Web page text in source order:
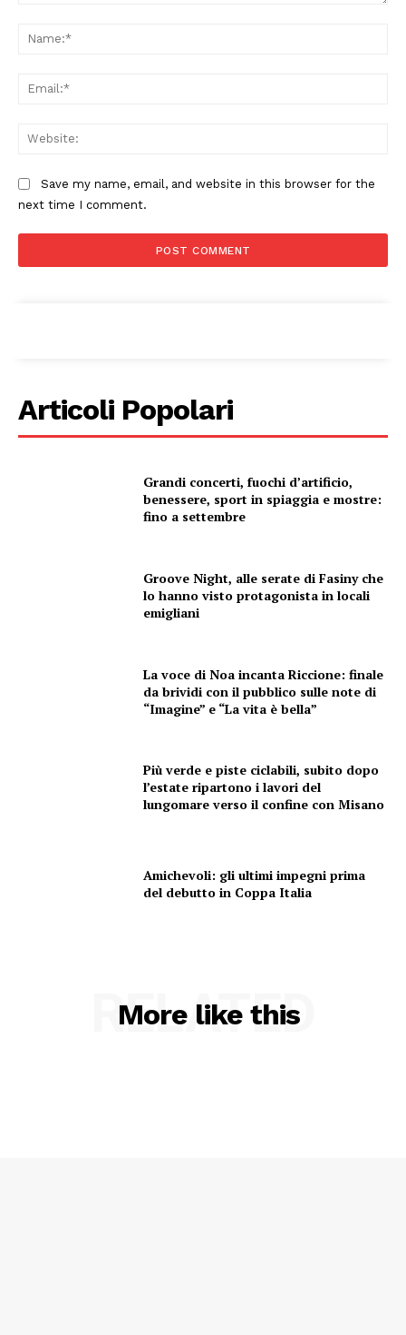
Condividi
Canale TV 70/80/90
Save my name, email, and website in this browser for the
next time I comment.
Articoli Popolari
Grandi concerti, fuochi d’artificio,
benessere, sport in spiaggia e mostre:
fino a settembre
Groove Night, alle serate di Fasiny che
lo hanno visto protagonista in locali
emigliani
La voce di Noa incanta Riccione: finale
da brividi con il pubblico sulle note di
“Imagine” e “La vita è bella”
Più verde e piste ciclabili, subito dopo
l’estate ripartono i lavori del
lungomare verso il confine con Misano
Amichevoli: gli ultimi impegni prima
del debutto in Coppa Italia
More like this
RELATED